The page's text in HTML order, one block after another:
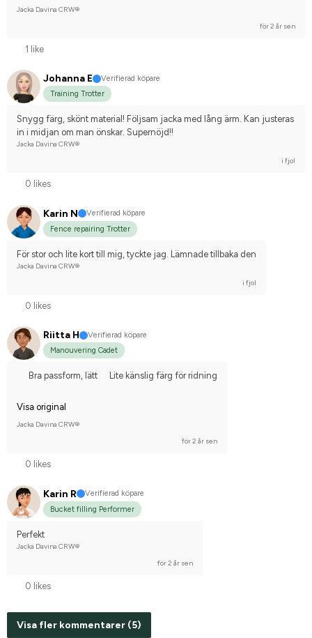
Jacka Davina CRW®
för 2 år sen
1 like
Johanna E
Verifierad köpare
Training Trotter
Snygg färg, skönt material! Följsam jacka med lång ärm. Kan justeras
in i midjan om man önskar. Supernöjd!!
Jacka Davina CRW®
i fjol
0 likes
Karin N
Verifierad köpare
Fence repairing Trotter
För stor och lite kort till mig, tyckte jag. Lämnade tillbaka den
Jacka Davina CRW®
i fjol
0 likes
Riitta H
Verifierad köpare
Manouvering Cadet
Bra passform, lätt Lite känslig färg för ridning
Visa original
Jacka Davina CRW®
för 2 år sen
0 likes
Karin R
Verifierad köpare
Bucket filling Performer
Perfekt
Jacka Davina CRW®
för 2 år sen
0 likes
Visa fler kommentarer (5)